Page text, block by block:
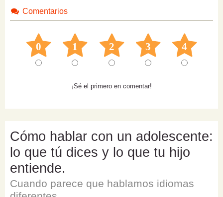
Comentarios
0 1 2 3 4
¡Sé el primero en comentar!
Cómo hablar con un adolescente:
lo que tú dices y lo que tu hijo
entiende.
Cuando parece que hablamos idiomas